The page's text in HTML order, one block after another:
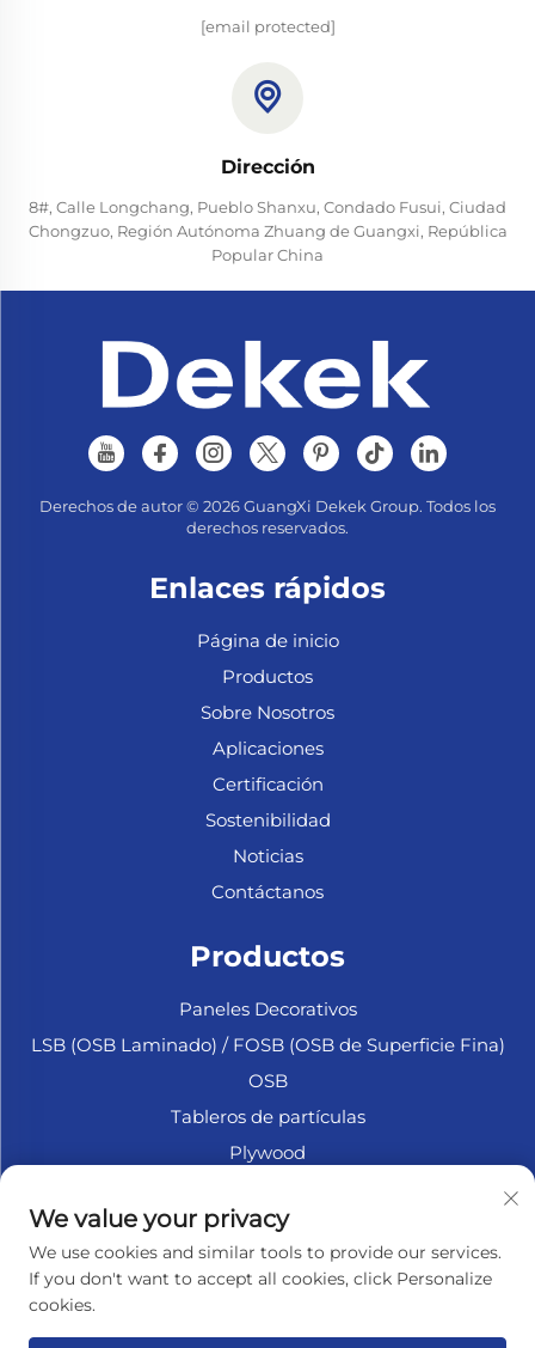
[email protected]
Dirección
8#, Calle Longchang, Pueblo Shanxu, Condado Fusui, Ciudad
Chongzuo, Región Autónoma Zhuang de Guangxi, República
Popular China
Derechos de autor © 2026 GuangXi Dekek Group. Todos los
derechos reservados.
Enlaces rápidos
Página de inicio
Productos
Sobre Nosotros
Aplicaciones
Certificación
Sostenibilidad
Noticias
Contáctanos
Productos
Paneles Decorativos
LSB (OSB Laminado) / FOSB (OSB de Superficie Fina)
OSB
Tableros de partículas
Plywood
Fibrofácil
Accesorios
We value your privacy
We use cookies and similar tools to provide our services.
If you don't want to accept all cookies, click Personalize
cookies.